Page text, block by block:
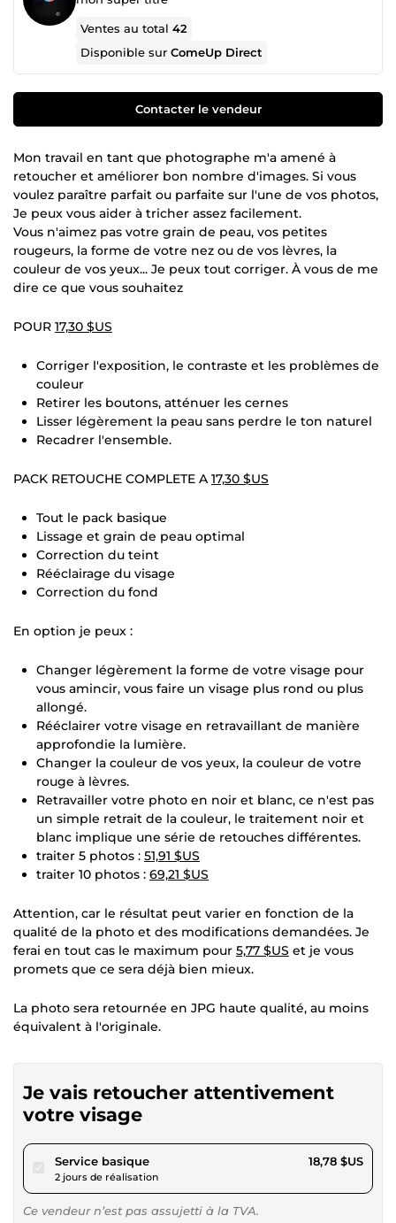
Ventes au total42
Disponible surComeUp Direct
Contacter le vendeur
Mon travail en tant que photographe m'a amené à
retoucher et améliorer bon nombre d'images. Si vous
voulez paraître parfait ou parfaite sur l'une de vos photos,
Je peux vous aider à tricher assez facilement.
Vous n'aimez pas votre grain de peau, vos petites
rougeurs, la forme de votre nez ou de vos lèvres, la
couleur de vos yeux... Je peux tout corriger. À vous de me
dire ce que vous souhaitez
POUR 17,30 $US
Corriger l'exposition, le contraste et les problèmes de
couleur
Retirer les boutons, atténuer les cernes
Lisser légèrement la peau sans perdre le ton naturel
Recadrer l'ensemble.
PACK RETOUCHE COMPLETE A 17,30 $US
Tout le pack basique
Lissage et grain de peau optimal
Correction du teint
Rééclairage du visage
Correction du fond
En option je peux :
Changer légèrement la forme de votre visage pour
vous amincir, vous faire un visage plus rond ou plus
allongé.
Rééclairer votre visage en retravaillant de manière
approfondie la lumière.
Changer la couleur de vos yeux, la couleur de votre
rouge à lèvres.
Retravailler votre photo en noir et blanc, ce n'est pas
un simple retrait de la couleur, le traitement noir et
blanc implique une série de retouches différentes.
traiter 5 photos : 51,91 $US
traiter 10 photos : 69,21 $US
Attention, car le résultat peut varier en fonction de la
qualité de la photo et des modifications demandées. Je
ferai en tout cas le maximum pour 5,77 $US et je vous
promets que ce sera déjà bien mieux.
La photo sera retournée en JPG haute qualité, au moins
équivalent à l'originale.
Je vais retoucher attentivement
votre visage
Service basiquepour 17,30 $US
2 jours de réalisation
18,78 $US
Ce vendeur n’est pas assujetti à la TVA.